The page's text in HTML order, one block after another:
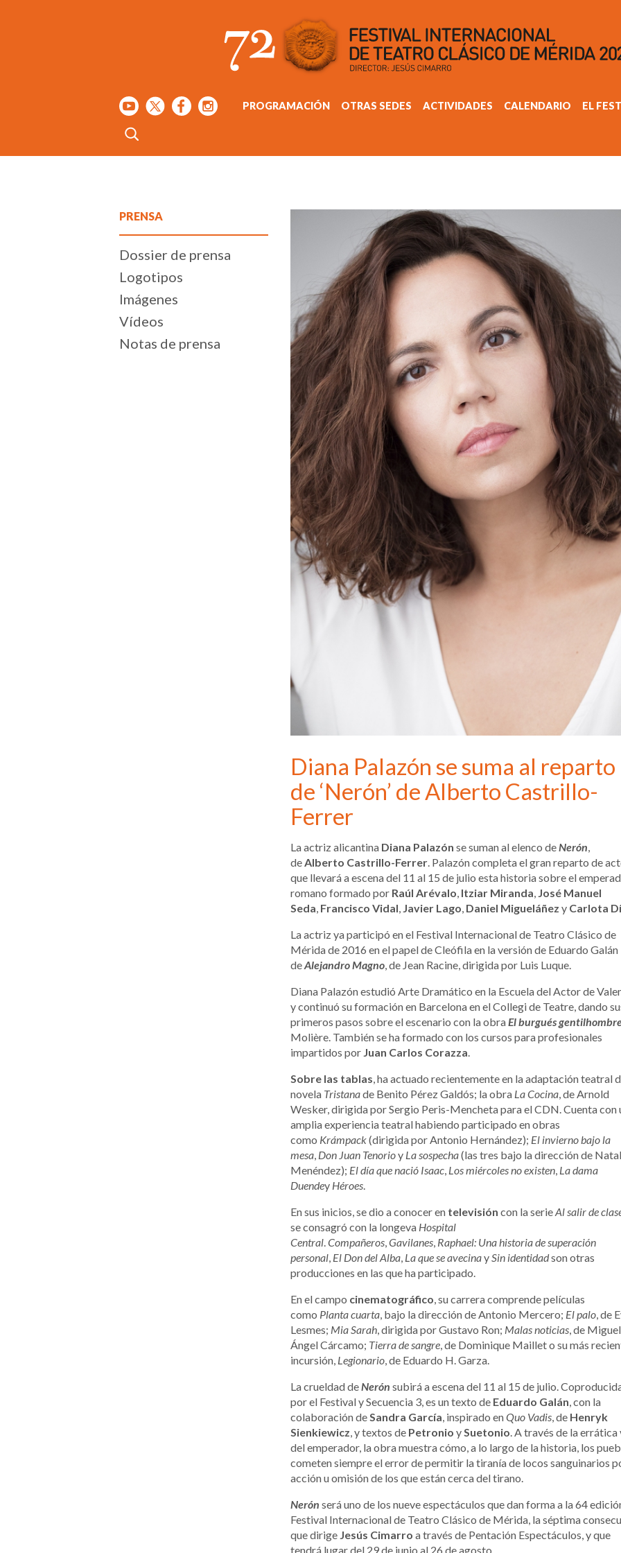
PROGRAMACIÓN OTRAS SEDES ACTIVIDADES CALENDARIO EL
PRENSA
Dossier de prensa
Logotipos
Imágenes
Vídeos
Notas de prensa
Diana Palazón se suma al reparto
de ‘Nerón’ de Alberto Castrillo-
Ferrer
La actriz alicantina Diana Palazón se suman al elenco deNerón,
deAlberto Castrillo-Ferrer. Palazón completa el gran reparto de
que llevará a escena del 11 al 15 de julio esta historia sobre el
romano formado por Raúl Arévalo, Itziar Miranda, José Manuel
Seda, Francisco Vidal, Javier Lago, Daniel Migueláñez y Carlota
La actriz ya participó en el Festival Internacional de Teatro Clásico de
Mérida de 2016 en el papel de Cleófila en la versión de Eduardo Galán
deAlejandro Magno, de Jean Racine, dirigida por Luis Luque.
Diana Palazón estudió Arte Dramático en la Escuela del Actor de
y continuó su formación en Barcelona en el Collegi de Teatre, dando
primeros pasos sobre el escenario con la obraEl burgués
Molière. También se ha formado con los cursos para profesionales
impartidos por Juan Carlos Corazza.
Sobre las tablas, ha actuado recientemente en la adaptación teatral
novela Tristanade Benito Pérez Galdós; la obra La Cocina, de Arnold
Wesker, dirigida por Sergio Peris-Mencheta para el CDN. Cuenta con
amplia experiencia teatral habiendo participado en obras
como Krámpack(dirigida por Antonio Hernández); El invierno bajo la
mesa, Don Juan Tenorioy La sospecha(las tres bajo la dirección de
Menéndez); El día que nació Isaac, Los miércoles no existen, La dama
Duendey Héroes.
En sus inicios, se dio a conocer en televisión con la serieAl salir de
se consagró con la longeva Hospital
Central.Compañeros,Gavilanes, Raphael: Una historia de superación
personal, El Don del Alba, La que se avecinaySin identidadson otras
producciones en las que ha participado.
En el campo cinematográfico, su carrera comprende películas
como Planta cuarta, bajo la dirección de Antonio Mercero; El palo, de
Lesmes; Mia Sarah, dirigida por Gustavo Ron; Malas noticias, de Miguel
Ángel Cárcamo; Tierra de sangre, de Dominique Maillet o su más
incursión, Legionario, de Eduardo H. Garza.
La crueldad deNerón subirá a escena del 11 al 15 de julio.
por el Festival y Secuencia 3, es un texto de Eduardo Galán, con la
colaboración deSandra García, inspirado enQuo Vadis, de Henryk
Sienkiewicz, y textos de Petronio ySuetonio. A través de la errática
del emperador, la obra muestra cómo, a lo largo de la historia, los
cometen siempre el error de permitir la tiranía de locos sanguinarios
acción u omisión de los que están cerca del tirano.
Nerón será uno de los nueve espectáculos que dan forma a la 64
Festival Internacional de Teatro Clásico de Mérida, la séptima
que dirige Jesús Cimarro a través de Pentación Espectáculos, y que
tendrá lugar del 29 de junio al 26 de agosto.